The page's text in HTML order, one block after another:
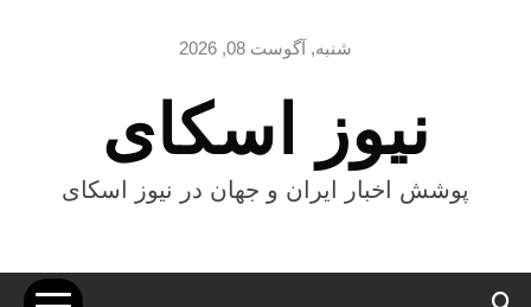
شنبه, آگوست 08, 2026
نیوز اسکای
پوشش اخبار ایران و جهان در نیوز اسکای